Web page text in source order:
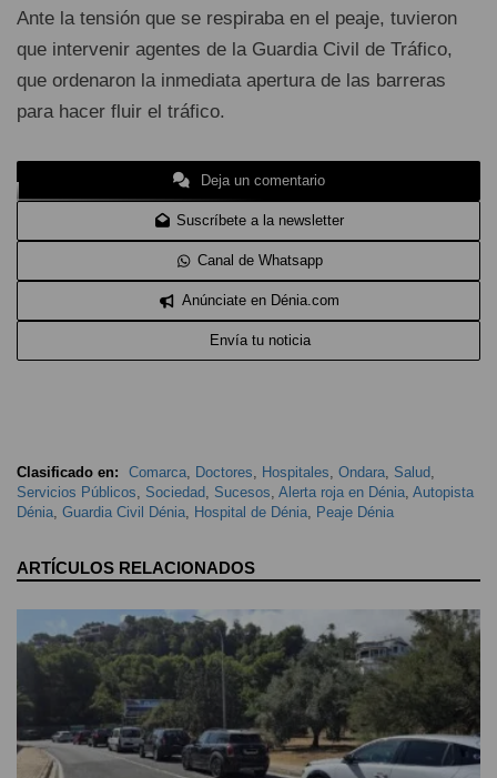
Ante la tensión que se respiraba en el peaje, tuvieron
que intervenir agentes de la Guardia Civil de Tráfico,
que ordenaron la inmediata apertura de las barreras
para hacer fluir el tráfico.
Deja un comentario
Suscríbete a la newsletter
Canal de Whatsapp
Anúnciate en Dénia.com
Envía tu noticia
Clasificado en: Comarca, Doctores, Hospitales, Ondara, Salud,
Servicios Públicos, Sociedad, Sucesos, Alerta roja en Dénia, Autopista
Dénia, Guardia Civil Dénia, Hospital de Dénia, Peaje Dénia
ARTÍCULOS RELACIONADOS